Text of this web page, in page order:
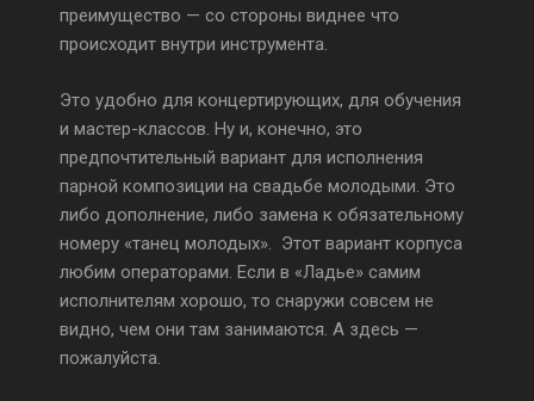
преимущество — со стороны виднее что
происходит внутри инструмента.
Это удобно для концертирующих, для обучения
и мастер-классов. Ну и, конечно, это
предпочтительный вариант для исполнения
парной композиции на свадьбе молодыми. Это
либо дополнение, либо замена к обязательному
номеру «танец молодых». Этот вариант корпуса
любим операторами. Если в «Ладье» самим
исполнителям хорошо, то снаружи совсем не
видно, чем они там занимаются. А здесь —
пожалуйста.